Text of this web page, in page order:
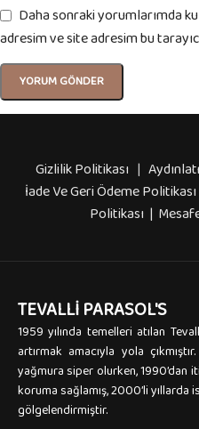
Daha sonraki yorumlarımda
adresim ve site adresim bu
Gizlilik Politikası |
İade Ve Geri Ödeme Politikası
Politikası |
TEVALLI PARASOL'S
1959 yılında temelleri atılan
artırmak amacıyla yola
yağmura siper olurken, 1990’dan
koruma sağlamış, 2000’li yıllarda
gölgelendirmiştir.